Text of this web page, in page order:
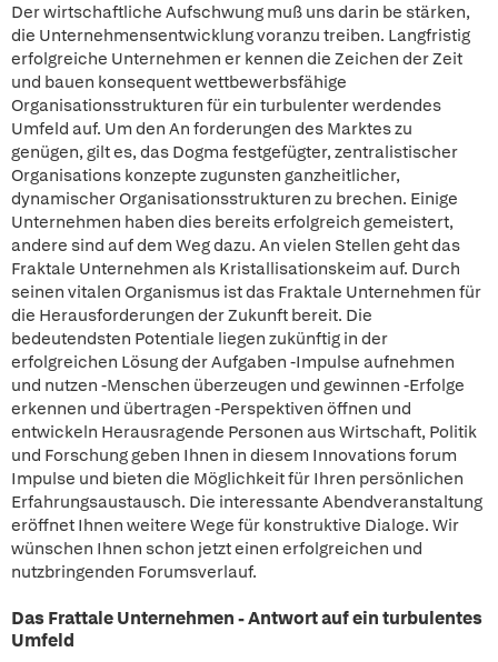
Der wirtschaftliche Aufschwung muß uns darin be stärken,
die Unternehmensentwicklung voranzu treiben. Langfristig
erfolgreiche Unternehmen er kennen die Zeichen der Zeit
und bauen konsequent wettbewerbsfähige
Organisationsstrukturen für ein turbulenter werdendes
Umfeld auf. Um den An forderungen des Marktes zu
genügen, gilt es, das Dogma festgefügter, zentralistischer
Organisations konzepte zugunsten ganzheitlicher,
dynamischer Organisationsstrukturen zu brechen. Einige
Unternehmen haben dies bereits erfolgreich gemeistert,
andere sind auf dem Weg dazu. An vielen Stellen geht das
Fraktale Unternehmen als Kristallisationskeim auf. Durch
seinen vitalen Organismus ist das Fraktale Unternehmen für
die Herausforderungen der Zukunft bereit. Die
bedeutendsten Potentiale liegen zukünftig in der
erfolgreichen Lösung der Aufgaben -Impulse aufnehmen
und nutzen -Menschen überzeugen und gewinnen -Erfolge
erkennen und übertragen -Perspektiven öffnen und
entwickeln Herausragende Personen aus Wirtschaft, Politik
und Forschung geben Ihnen in diesem Innovations forum
Impulse und bieten die Möglichkeit für Ihren persönlichen
Erfahrungsaustausch. Die interessante Abendveranstaltung
eröffnet Ihnen weitere Wege für konstruktive Dialoge. Wir
wünschen Ihnen schon jetzt einen erfolgreichen und
nutzbringenden Forumsverlauf.
Das Frattale Unternehmen - Antwort auf ein turbulentes
Umfeld